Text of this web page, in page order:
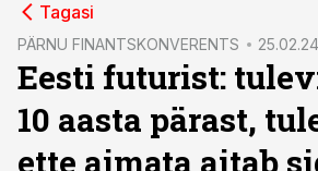
Tagasi
PÄRNU FINANTSKONVERENTS
Eesti futurist:
10 aasta pärast,
ette aimata aitab